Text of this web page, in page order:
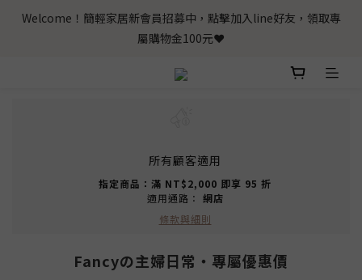
Welcome！簡輕家居新會員招募中，點擊加入line好友，領取專
屬購物金100元❤️
所有顧客適用
指定商品：滿 NT$2,000 即享 95 折
適用通路： 網店
條款與細則
Fancyの主婦日常‧專屬優惠價